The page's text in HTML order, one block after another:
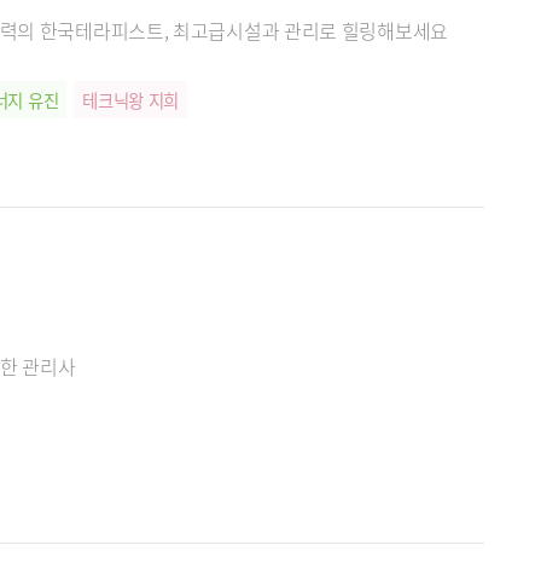
의 한국테라피스트, 최고급시설과 관리로 힐링해보세요
지 유진 테크닉왕 지희
관리사